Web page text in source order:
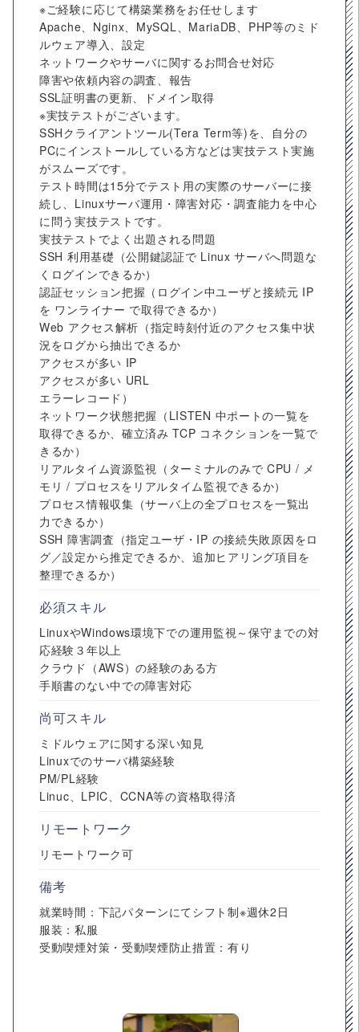
※ご経験に応じて構築業務をお任せします
Apache、Nginx、MySQL、MariaDB、PHP等のミド
ルウェア導入、設定
ネットワークやサーバに関するお問合せ対応
障害や依頼内容の調査、報告
SSL証明書の更新、ドメイン取得
※実技テストがございます。
SSHクライアントツール(Tera Term等)を、自分の
PCにインストールしている方などは実技テスト実施
がスムーズです。
テスト時間は15分でテスト用の実際のサーバーに接
続し、Linuxサーバ運用・障害対応・調査能力を中心
に問う実技テストです。
実技テストでよく出題される問題
SSH 利⽤基礎（公開鍵認証で Linux サーバへ問題な
くログインできるか）
認証セッション把握（ログイン中ユーザと接続元 IP
を ワンライナー で取得できるか）
Web アクセス解析（指定時刻付近のアクセス集中状
況をログから抽出できるか
アクセスが多い IP
アクセスが多い URL
エラーレコード）
ネットワーク状態把握（LISTEN 中ポートの一覧を
取得できるか、確⽴済み TCP コネクションを一覧で
きるか）
リアルタイム資源監視（ターミナルのみで CPU / メ
モリ / プロセスをリアルタイム監視できるか）
プロセス情報収集（サーバ上の全プロセスを一覧出
⼒できるか）
SSH 障害調査（指定ユーザ・IP の接続失敗原因をロ
グ／設定から推定できるか、追加ヒアリング項⽬を
整理できるか）
必須スキル
LinuxやWindows環境下での運用監視～保守までの対
応経験３年以上
クラウド（AWS）の経験のある方
手順書のない中での障害対応
尚可スキル
ミドルウェアに関する深い知見
Linuxでのサーバ構築経験
PM/PL経験
Linuc、LPIC、CCNA等の資格取得済
リモートワーク
リモートワーク可
備考
就業時間：下記パターンにてシフト制※週休2日
服装：私服
受動喫煙対策・受動喫煙防止措置：有り